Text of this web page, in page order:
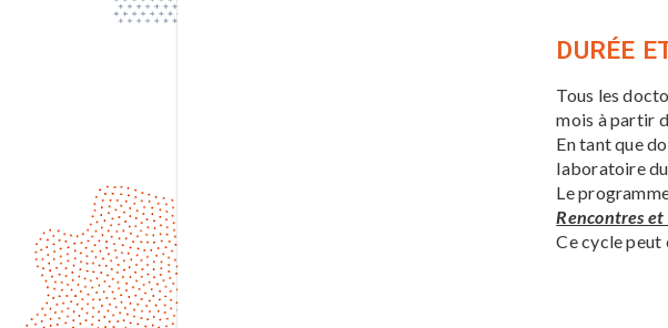
DURÉE
Tous les
mois à partir
En tant que
laboratoire
Le
Rencontres et
Ce cycle peut